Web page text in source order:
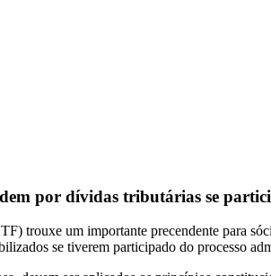
por dívidas tributárias se
trouxe um importante precendente para
se tiverem participado do processo